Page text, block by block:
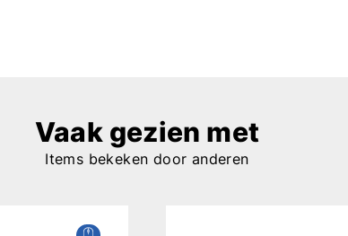
Vaak gezien met
Items bekeken door anderen